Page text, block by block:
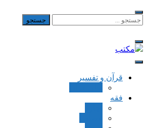
Skip
to
جستجو
قرآن و تفسیر
فقه